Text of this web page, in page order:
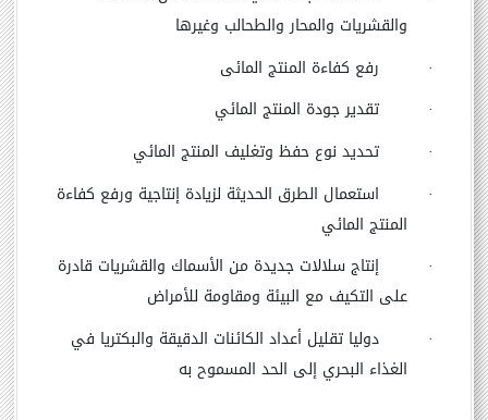
والقشريات والمحار والطحالب وغيرها
·
رفع كفاءة المنتج المائى
·
تقدير جودة المنتج المائي
·
تحديد نوع حفظ وتغليف المنتج المائي
·
استعمال الطرق الحديثة لزيادة إنتاجية ورفع كفاءة
المنتج المائي
·
إنتاج سلالات جديدة من الأسماك والقشريات قادرة
على التكيف مع البيئة ومقاومة للأمراض
·
دوليا تقليل أعداد الكائنات الدقيقة والبكتريا في
الغذاء البحري إلى الحد المسموح به